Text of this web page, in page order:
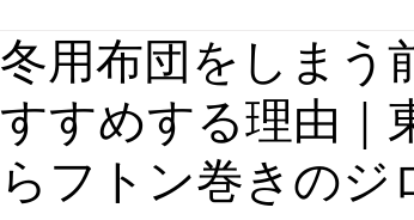
冬用布団をしまう
すすめする理由｜
らフトン巻きのジ